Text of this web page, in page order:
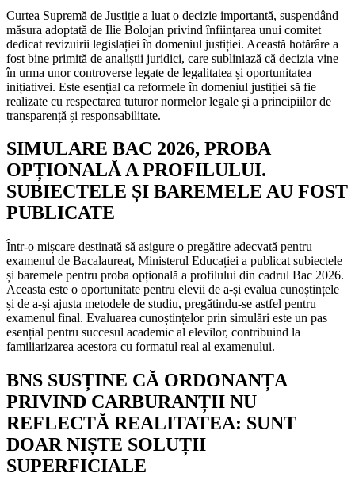
Curtea Supremă de Justiție a luat o decizie importantă, suspendând
măsura adoptată de Ilie Bolojan privind înființarea unui comitet
dedicat revizuirii legislației în domeniul justiției. Această hotărâre a
fost bine primită de analiștii juridici, care subliniază că decizia vine
în urma unor controverse legate de legalitatea și oportunitatea
inițiativei. Este esențial ca reformele în domeniul justiției să fie
realizate cu respectarea tuturor normelor legale și a principiilor de
transparență și responsabilitate.
SIMULARE BAC 2026, PROBA
OPȚIONALĂ A PROFILULUI.
SUBIECTELE ȘI BAREMELE AU FOST
PUBLICATE
Într-o mișcare destinată să asigure o pregătire adecvată pentru
examenul de Bacalaureat, Ministerul Educației a publicat subiectele
și baremele pentru proba opțională a profilului din cadrul Bac 2026.
Aceasta este o oportunitate pentru elevii de a-și evalua cunoștințele
și de a-și ajusta metodele de studiu, pregătindu-se astfel pentru
examenul final. Evaluarea cunoștințelor prin simulări este un pas
esențial pentru succesul academic al elevilor, contribuind la
familiarizarea acestora cu formatul real al examenului.
BNS SUSȚINE CĂ ORDONANȚA
PRIVIND CARBURANȚII NU
REFLECTĂ REALITATEA: SUNT
DOAR NIȘTE SOLUȚII
SUPERFICIALE